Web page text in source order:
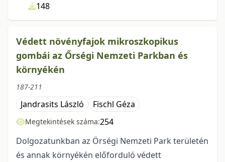
148
Védett növényfajok mikroszkopikus
gombái az Őrségi Nemzeti Parkban és
környékén
187-211
Jandrasits László Fischl Géza
Megtekintések száma:254
Dolgozatunkban az Örségi Nemzeti Park területén
és annak környékén előforduló védett